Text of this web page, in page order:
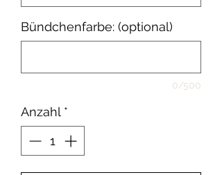
Bündchenfarbe: (optional)
0/500
Anzahl *